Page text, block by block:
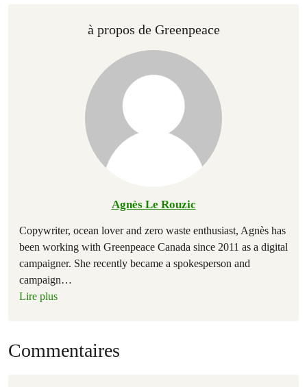
à propos de Greenpeace
Agnès Le Rouzic
Copywriter, ocean lover and zero waste enthusiast, Agnès has
been working with Greenpeace Canada since 2011 as a digital
campaigner. She recently became a spokesperson and
campaign…
Lire plus
Commentaires